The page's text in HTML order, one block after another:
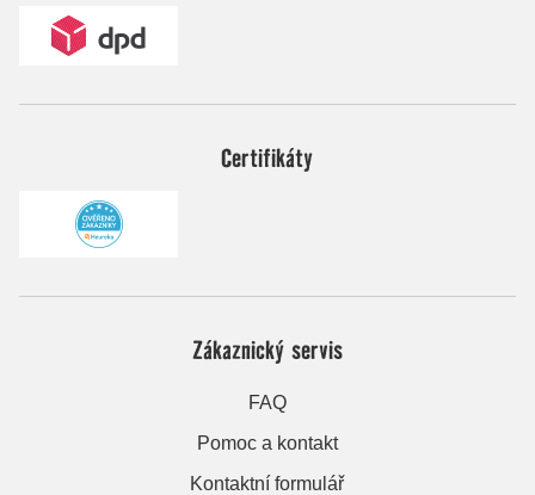
Certifikáty
Zákaznický servis
FAQ
Pomoc a kontakt
Kontaktní formulář